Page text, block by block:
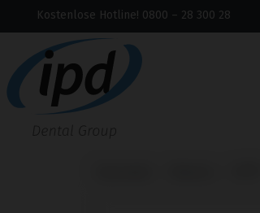
Kostenlose Hotline! 0800 – 28 300 28